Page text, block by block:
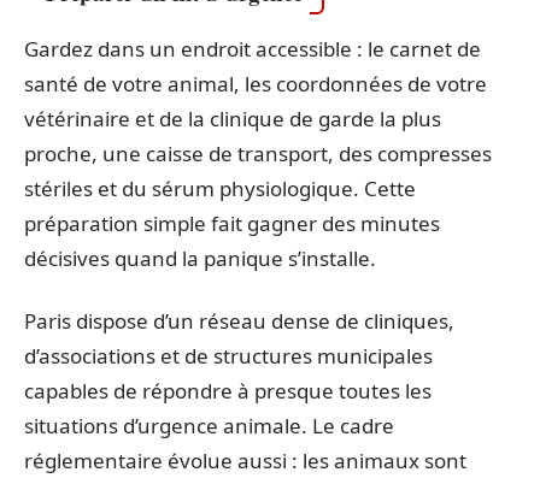
Gardez dans un endroit accessible : le carnet de
santé de votre animal, les coordonnées de votre
vétérinaire et de la clinique de garde la plus
proche, une caisse de transport, des compresses
stériles et du sérum physiologique. Cette
préparation simple fait gagner des minutes
décisives quand la panique s’installe.
Paris dispose d’un réseau dense de cliniques,
d’associations et de structures municipales
capables de répondre à presque toutes les
situations d’urgence animale. Le cadre
réglementaire évolue aussi : les animaux sont